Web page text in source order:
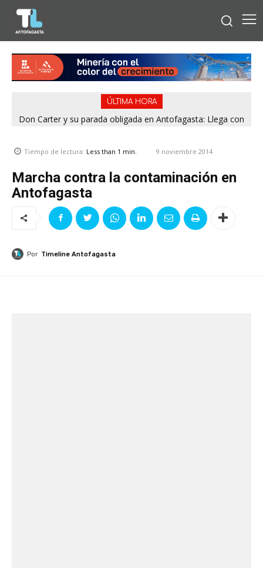
ÚLTIMA HORA
Don Carter y su parada obligada en Antofagasta: Llega con
Tiempo de lectura: Less than 1 min. 9 noviembre 2014
Marcha contra la contaminación en
Antofagasta
Por Timeline Antofagasta